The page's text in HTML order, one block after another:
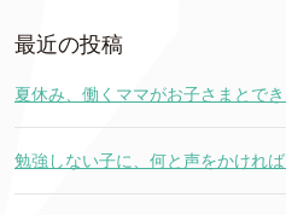
最近の投稿
夏休み、働くママがお子さまとでき
勉強しない子に、何と声をかけれ